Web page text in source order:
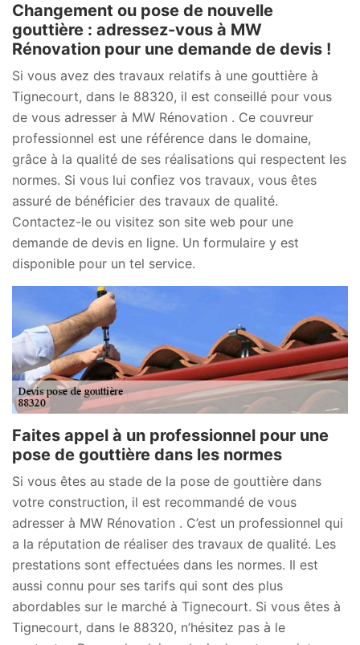
Changement ou pose de nouvelle
gouttière : adressez-vous à MW
Rénovation pour une demande de devis !
Si vous avez des travaux relatifs à une gouttière à
Tignecourt, dans le 88320, il est conseillé pour vous
de vous adresser à MW Rénovation . Ce couvreur
professionnel est une référence dans le domaine,
grâce à la qualité de ses réalisations qui respectent les
normes. Si vous lui confiez vos travaux, vous êtes
assuré de bénéficier des travaux de qualité.
Contactez-le ou visitez son site web pour une
demande de devis en ligne. Un formulaire y est
disponible pour un tel service.
Faites appel à un professionnel pour une
pose de gouttière dans les normes
Si vous êtes au stade de la pose de gouttière dans
votre construction, il est recommandé de vous
adresser à MW Rénovation . C’est un professionnel qui
a la réputation de réaliser des travaux de qualité. Les
prestations sont effectuées dans les normes. Il est
aussi connu pour ses tarifs qui sont des plus
abordables sur le marché à Tignecourt. Si vous êtes à
Tignecourt, dans le 88320, n’hésitez pas à le